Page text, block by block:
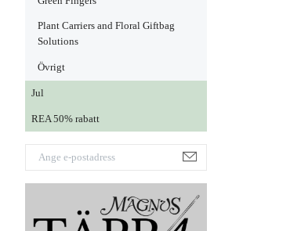
Plant Carriers and Floral Giftbag
Solutions
Övrigt
Jul
REA 50% rabatt